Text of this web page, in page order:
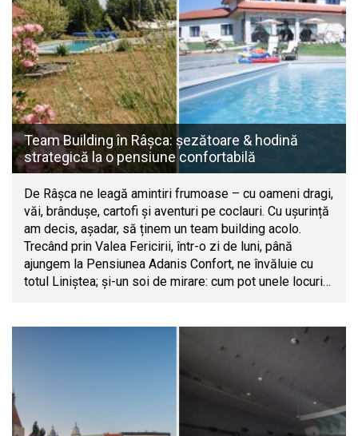
Team Building în Râșca: șezătoare & hodină
strategică la o pensiune confortabilă
De Râșca ne leagă amintiri frumoase – cu oameni dragi,
văi, brândușe, cartofi și aventuri pe coclauri. Cu ușurință
am decis, așadar, să ținem un team building acolo.
Trecând prin Valea Fericirii, într-o zi de luni, până
ajungem la Pensiunea Adanis Confort, ne învăluie cu
totul Liniștea; și-un soi de mirare: cum pot unele locuri…